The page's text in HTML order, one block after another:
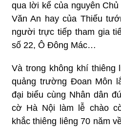
qua lời kể của nguyên
Văn An hay của Thiếu
người trực tiếp tham gia
số 22, Ô Đông Mác…
Và trong không khí thiêng
quảng trường Đoan Môn
đại biểu cùng Nhân dân
cờ Hà Nội làm lễ chào
khắc thiêng liêng 70 năm